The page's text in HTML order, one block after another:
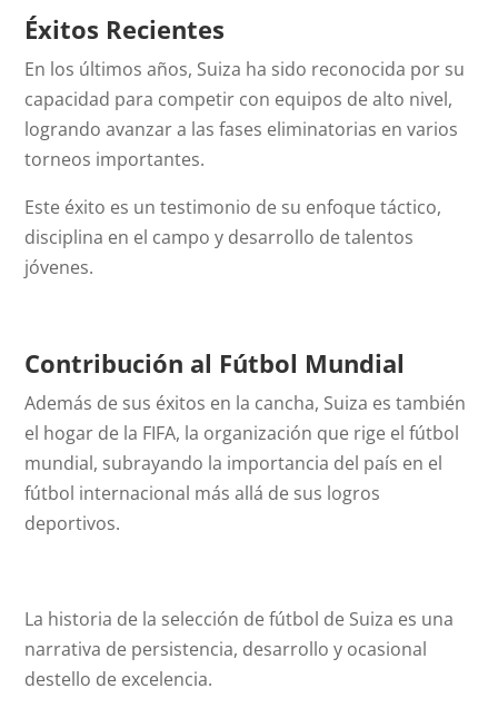
Éxitos Recientes
En los últimos años, Suiza ha sido reconocida por su
capacidad para competir con equipos de alto nivel,
logrando avanzar a las fases eliminatorias en varios
torneos importantes.
Este éxito es un testimonio de su enfoque táctico,
disciplina en el campo y desarrollo de talentos
jóvenes.
Contribución al Fútbol Mundial
Además de sus éxitos en la cancha, Suiza es también
el hogar de la FIFA, la organización que rige el fútbol
mundial, subrayando la importancia del país en el
fútbol internacional más allá de sus logros
deportivos.
La historia de la selección de fútbol de Suiza es una
narrativa de persistencia, desarrollo y ocasional
destello de excelencia.